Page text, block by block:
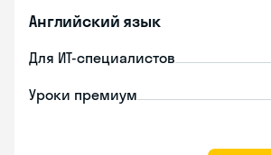
Английский язык
Для ИТ-специалистов
Уроки премиум